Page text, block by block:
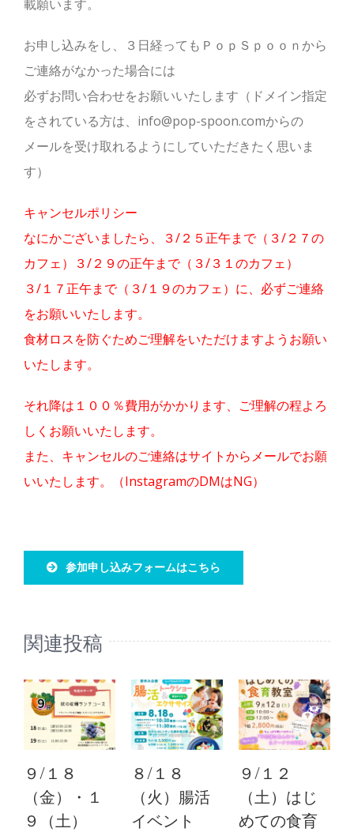
載願います。
お申し込みをし、３日経ってもＰｏｐＳｐｏｏｎから
ご連絡がなかった場合には
必ずお問い合わせをお願いいたします（ドメイン指定
をされている方は、info@pop-spoon.comからの
メールを受け取れるようにしていただきたく思いま
す）
キャンセルポリシー
なにかございましたら、３/２５ 正午まで（３/２７の
カフェ）３/２９の正午まで（３/３１のカフェ）
３/１７正午まで（３/１９のカフェ）に、必ずご連絡
をお願いいたします。
食材ロスを防ぐためご理解をいただけますようお願い
いたします。
それ降は１００％費用がかかります、ご理解の程よろ
しくお願いいたします。
また、キャンセルのご連絡はサイトからメールでお願
いいたします。（InstagramのDMはNG）
参加申し込みフォームはこちら
関連投稿
９/１８
（金）・１
９（土）
８/１８
（火）腸活
イベント
９/１２
（土）はじ
めての食育